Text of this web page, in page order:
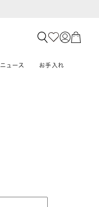
ニュース お手入れ